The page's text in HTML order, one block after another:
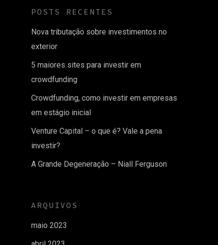
POSTS RECENTES
Nova tributação sobre investimentos no
exterior
5 maiores sites para investir em
crowdfunding
Crowdfunding, como investir em empresas
em estágio inicial
Venture Capital – o que é? Vale a pena
investir?
A Grande Degeneração – Niall Ferguson
ARQUIVOS
maio 2023